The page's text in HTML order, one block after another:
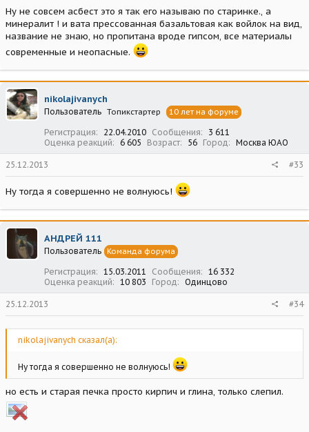
Ну не совсем асбест это я так его называю по старинке., а
минералит ! и вата прессованная базальтовая как войлок на вид,
название не знаю, но пропитана вроде гипсом, все материалы
современные и неопасные.
nikolajivanych
Пользователь Топикстартер 10 лет на форуме
Регистрация 22.04.2010 Сообщения
3 611
Оценка реакций
6 605 Возраст 56 Город Москва ЮАО
25.12.2013 #33
Ну тогда я совершенно не волнуюсь!
АНДРЕЙ 111
Пользователь Команда форума
Регистрация 15.03.2011 Сообщения
16 332
Оценка реакций
10 803 Город Одинцово
25.12.2013 #34
nikolajivanych сказал(а):
Ну тогда я совершенно не волнуюсь!
но есть и старая печка просто кирпич и глина, только слепил.